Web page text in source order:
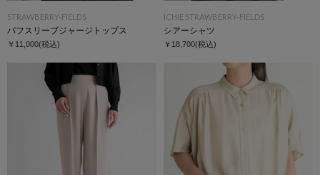
STRAWBERRY-FIELDS
パフスリーブジャージトップス
￥11,000(税込)
ICHIE STRAWBERRY-FIELDS
シアーシャツ
￥18,700(税込)